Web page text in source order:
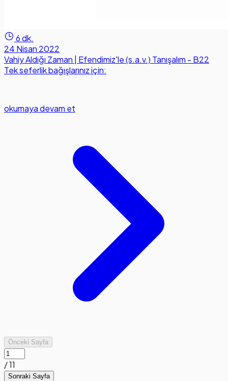
6 dk.
24 Nisan 2022
Vahiy Aldığı Zaman | Efendimiz'le (s.a.v.) Tanışalım - B22
Tek seferlik bağışlarınız için:
okumaya devam et
Önceki Sayfa
/11
Sonraki Sayfa